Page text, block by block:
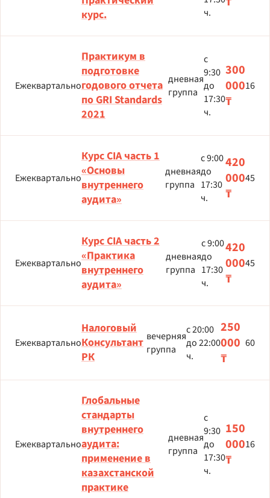
курс.
ч.
Ежеквартально
Практикум в
подготовке
годового отчета
по GRI Standards
2021
дневная
группа
с
9:30
до
17:30
ч.
300
000
₸
16
Ежеквартально
Курс CIA часть 1
«Основы
внутреннего
аудита»
дневная
группа
с 9:00
до
17:30
ч.
420
000
₸
45
Ежеквартально
Курс CIA часть 2
«Практика
внутреннего
аудита»
дневная
группа
с 9:00
до
17:30
ч.
420
000
₸
45
Ежеквартально
Налоговый
Консультант
РК
вечерняя
группа
с 20:00
до 22:00
ч.
250
000
₸
60
Ежеквартально
Глобальные
стандарты
внутреннего
аудита:
применение в
казахстанской
практике
дневная
группа
с
9:30
до
17:30
ч.
150
000
₸
16